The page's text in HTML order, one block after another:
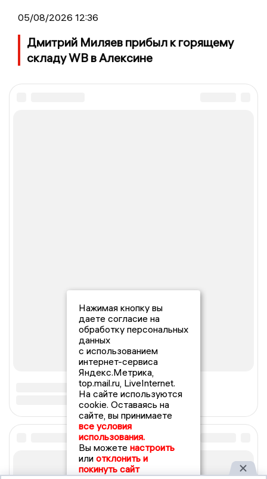
05/08/2026 12:36
Дмитрий Миляев прибыл к горящему
складу WB в Алексине
Нажимая кнопку вы
даете согласие на
обработку персональных
данных
с использованием
интернет-сервиса
Яндекс.Метрика,
top.mail.ru, LiveInternet.
На сайте используются
cookie. Оставаясь на
сайте, вы принимаете
все условия
использования.
Вы можете настроить
или отклонить и
покинуть сайт